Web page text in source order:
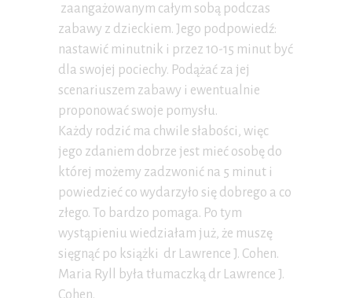
zaangażowanym całym sobą podczas
zabawy z dzieckiem. Jego podpowiedź:
nastawić minutnik i przez 10-15 minut być
dla swojej pociechy. Podążać za jej
scenariuszem zabawy i ewentualnie
proponować swoje pomysłu.
Każdy rodzić ma chwile słabości, więc
jego zdaniem dobrze jest mieć osobę do
której możemy zadzwonić na 5 minut i
powiedzieć co wydarzyło się dobrego a co
złego. To bardzo pomaga. Po tym
wystąpieniu wiedziałam już, że muszę
sięgnąć po książki dr Lawrence J. Cohen.
Maria Ryll była tłumaczką dr Lawrence J.
Cohen.